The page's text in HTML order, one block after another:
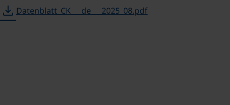
download Datenblatt_CK___de___2025_08.pdf